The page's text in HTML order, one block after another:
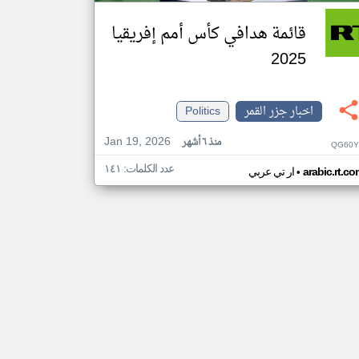
قائمة هدافي كأس أمم إفريقيا
2025
اخبار جزر القمر
Politics
Jan 19, 2026
منذ ٦ أشهر
ار تي عربي• عدد الكلمات: ١٤١